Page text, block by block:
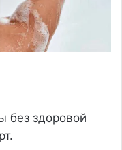
без здоровой